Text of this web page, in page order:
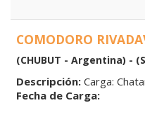
COMODORO
(CHUBUT - Argentina) -
Descripción: Carga:
Fecha de Carga: